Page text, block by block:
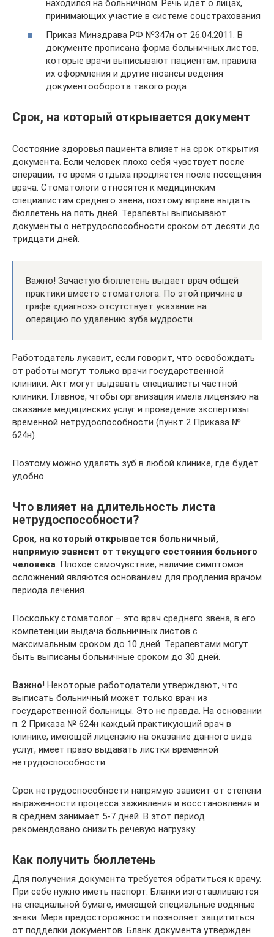
находился на больничном. Речь идет о лицах,
принимающих участие в системе соцстрахования
Приказ Минздрава РФ №347н от 26.04.2011. В
документе прописана форма больничных листов,
которые врачи выписывают пациентам, правила
их оформления и другие нюансы ведения
документооборота такого рода
Срок, на который открывается документ
Состояние здоровья пациента влияет на срок открытия
документа. Если человек плохо себя чувствует после
операции, то время отдыха продляется после посещения
врача. Стоматологи относятся к медицинским
специалистам среднего звена, поэтому вправе выдать
бюллетень на пять дней. Терапевты выписывают
документы о нетрудоспособности сроком от десяти до
тридцати дней.
Важно! Зачастую бюллетень выдает врач общей
практики вместо стоматолога. По этой причине в
графе «диагноз» отсутствует указание на
операцию по удалению зуба мудрости.
Работодатель лукавит, если говорит, что освобождать
от работы могут только врачи государственной
клиники. Акт могут выдавать специалисты частной
клиники. Главное, чтобы организация имела лицензию на
оказание медицинских услуг и проведение экспертизы
временной нетрудоспособности (пункт 2 Приказа №
624н).
Поэтому можно удалять зуб в любой клинике, где будет
удобно.
Что влияет на длительность листа
нетрудоспособности?
Срок, на который открывается больничный,
напрямую зависит от текущего состояния больного
человека. Плохое самочувствие, наличие симптомов
осложнений являются основанием для продления врачом
периода лечения.
Поскольку стоматолог – это врач среднего звена, в его
компетенции выдача больничных листов с
максимальным сроком до 10 дней. Терапевтами могут
быть выписаны больничные сроком до 30 дней.
Важно! Некоторые работодатели утверждают, что
выписать больничный может только врач из
государственной больницы. Это не правда. На основании
п. 2 Приказа № 624н каждый практикующий врач в
клинике, имеющей лицензию на оказание данного вида
услуг, имеет право выдавать листки временной
нетрудоспособности.
Срок нетрудоспособности напрямую зависит от степени
выраженности процесса заживления и восстановления и
в среднем занимает 5-7 дней. В этот период
рекомендовано снизить речевую нагрузку.
Как получить бюллетень
Для получения документа требуется обратиться к врачу.
При себе нужно иметь паспорт. Бланки изготавливаются
на специальной бумаге, имеющей специальные водяные
знаки. Мера предосторожности позволяет защититься
от подделки документов. Бланк документа утвержден